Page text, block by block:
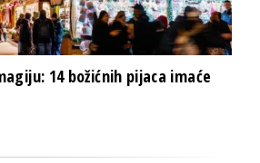
14 božićnih pijaca imaće